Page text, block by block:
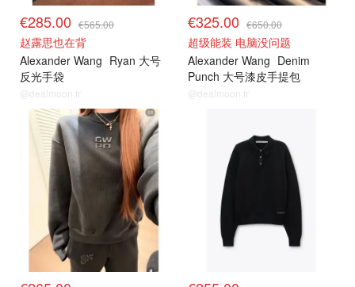
€285.00 €565.00
赵露思也在背
Alexander Wang Ryan 大号
反光手袋
@dealmoon.fr
€325.00 €650.00
超级能装 电脑没问题
Alexander Wang Denim
Punch 大号漆皮手提包
@dealmoon.fr